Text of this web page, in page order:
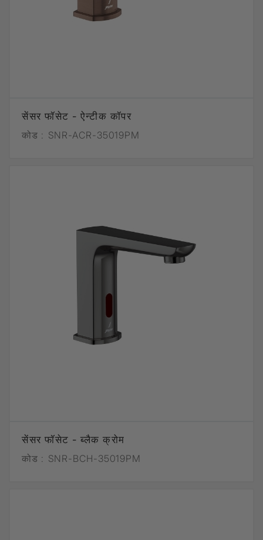
सेंसर फॉसेट - ऐन्टीक कॉपर
कोड : SNR-ACR-35019PM
सेंसर फॉसेट - ब्लैक क्रोम
कोड : SNR-BCH-35019PM